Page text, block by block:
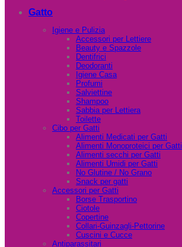
Gatto
Igiene e Pulizia
Accessori per Lettiere
Beauty e Spazzole
Dentifrici
Deodoranti
Igiene Casa
Profumi
Salviettine
Shampoo
Sabbia per Lettiera
Toilette
Cibo per Gatti
Alimenti Medicati per Gatti
Alimenti Monoproteici per Gatti
Alimenti secchi per Gatti
Alimenti Umidi per Gatti
No Glutine / No Grano
Snack per gatti
Accessori per Gatti
Borse Trasportino
Ciotole
Copertine
Collari-Guinzagli-Pettorine
Cuscini e Cucce
Antiparassitari